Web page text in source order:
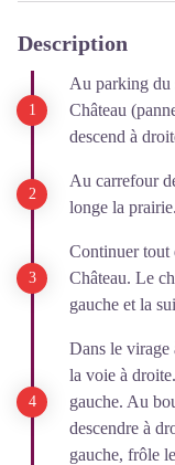
Description
Au parking du
Château
descend à
Au carrefour
longe la
Continuer tout
Château. Le
gauche et la
Dans le virage
la voie à
gauche. Au
descendre à
gauche, frôle